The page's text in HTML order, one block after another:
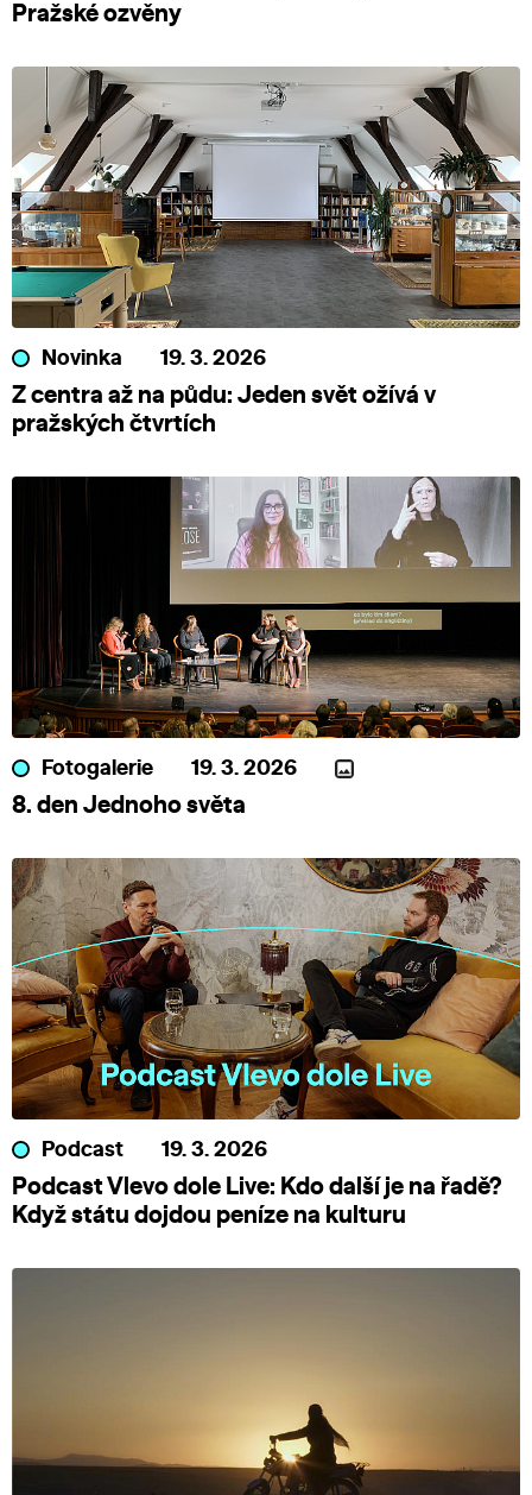
Pražské ozvěny
Novinka 19. 3. 2026
Z centra až na půdu: Jeden svět ožívá v
pražských čtvrtích
Fotogalerie 19. 3. 2026
8. den Jednoho světa
Podcast 19. 3. 2026
Podcast Vlevo dole Live: Kdo další je na řadě?
Když státu dojdou peníze na kulturu